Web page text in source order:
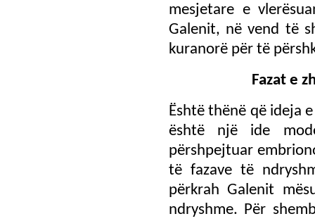
mesjetare e
Galenit, në vend të
kuranorë për të
Fazat e
Është thënë që ideja
është një ide
përshpejtuar
të fazave të
përkrah Galenit
ndryshme. Për